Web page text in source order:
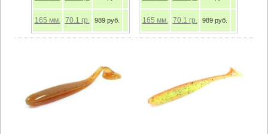
165 мм. 70.1 гр. 989 руб. 165 мм. 70.1 гр. 989 руб.